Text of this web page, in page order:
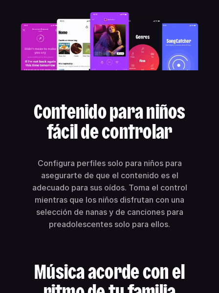
Contenido para niños
fácil de controlar
Configura perfiles solo para niños para
asegurarte de que el contenido es el
adecuado para sus oídos. Toma el control
mientras que los niños disfrutan con una
selección de nanas y de canciones para
preadolescentes solo para ellos.
Música acorde con el